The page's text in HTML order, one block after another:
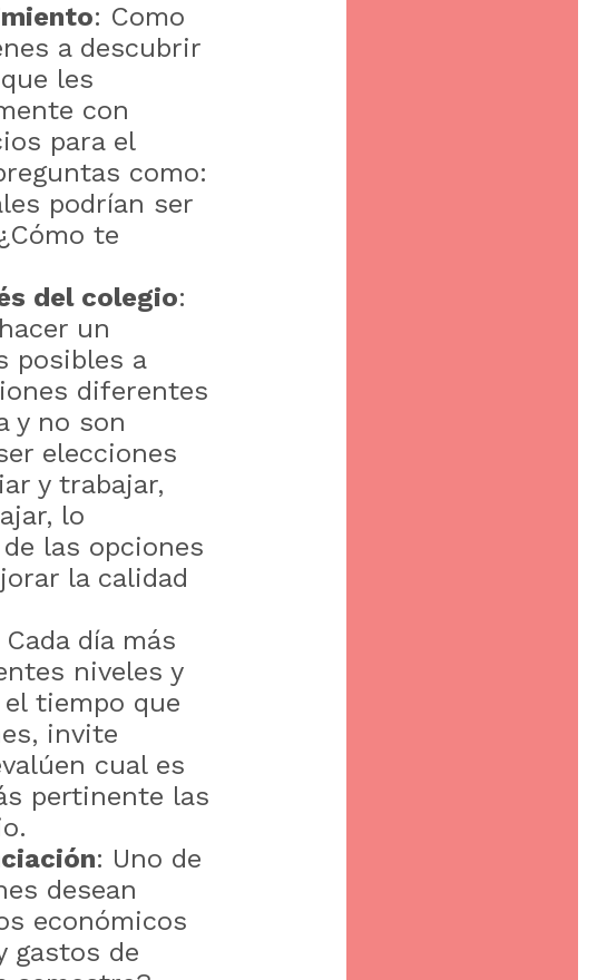
: Como
a descubrir
les
con
para el
como:
podrían ser
te
del colegio:
un
posibles a
diferentes
y no son
elecciones
y trabajar,
lo
las opciones
la calidad
Cada día más
niveles y
tiempo que
invite
cual es
pertinente las
: Uno de
desean
económicos
gastos de